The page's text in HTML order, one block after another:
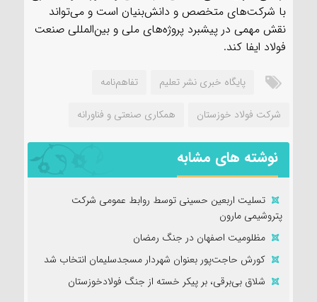
با شرکت‌های متخصص و دانش‌بنیان است و می‌تواند
نقش مهمی در پیشبرد پروژه‌های ملی و بین‌المللی صنعت
فولاد ایفا کند.
پایگاه خبری نشر تعلیم تفاهم‌نامه
شرکت فولاد خوزستان همکاری صنعتی و فناورانه
نوشته های مشابه
تسلیت اربعین حسینی توسط روابط عمومی شرکت
پتروشیمی مارون
مظلومیت اصفهان در جنگ رمضان
کورش حاجت‌پور بعنوان شهردار مسجدسلیمان انتخاب شد
شلاق‌ بی‌برقی، بر پیکر خسته‌ از جنگ فولادخوزستان